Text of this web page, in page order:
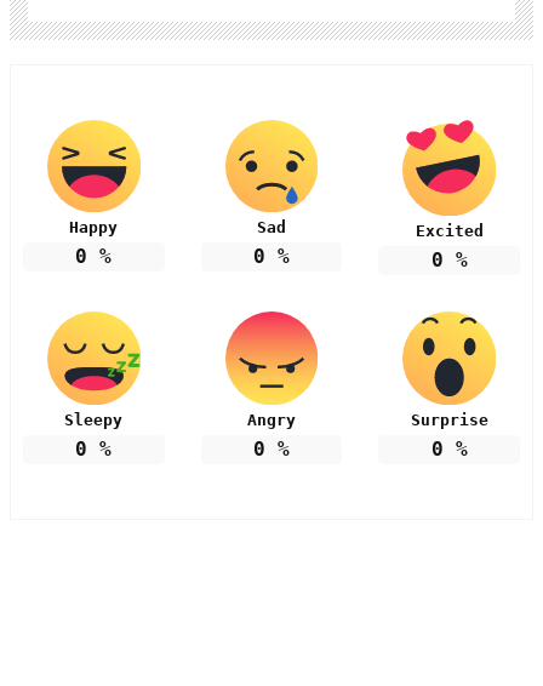
Happy
0 %
Sad
0 %
Excited
0 %
Sleepy
0 %
Angry
0 %
Surprise
0 %